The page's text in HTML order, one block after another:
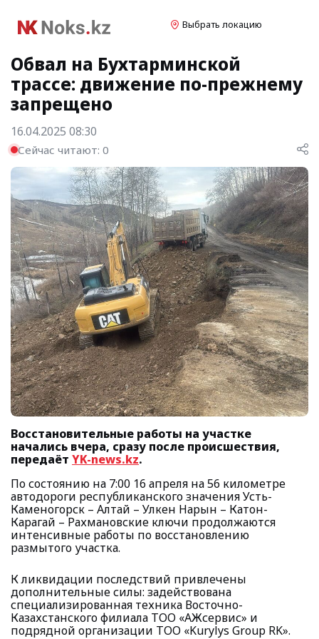
Выбрать локацию
Обвал на Бухтарминской
трассе: движение по-прежнему
запрещено
16.04.2025 08:30
Сейчас читают: 0
Восстановительные работы на участке
начались вчера, сразу после происшествия,
передаёт YK-news.kz.
По состоянию на 7:00 16 апреля на 56 километре
автодороги республиканского значения Усть-
Каменогорск – Алтай – Улкен Нарын – Катон-
Карагай – Рахмановские ключи продолжаются
интенсивные работы по восстановлению
размытого участка.
К ликвидации последствий привлечены
дополнительные силы: задействована
специализированная техника Восточно-
Казахстанского филиала ТОО «ҚАЖсервис» и
подрядной организации ТОО «Kurylys Group RK».